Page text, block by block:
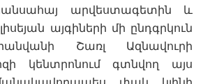
արվեստագետին և
այգիների մի ընդգրկուն
Շառլ Ազնավուրի
կենտրոնում գտնվող այս